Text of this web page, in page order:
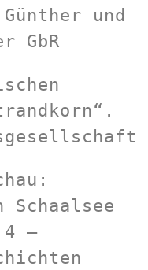
und
GbR
Schaalsee
–